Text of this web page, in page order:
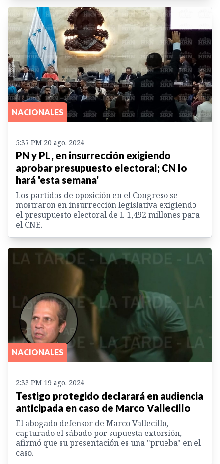
NACIONALES
5:37 PM 20 ago. 2024
PN y PL, en insurrección exigiendo
aprobar presupuesto electoral; CN lo
hará 'esta semana'
Los partidos de oposición en el Congreso se
mostraron en insurrección legislativa exigiendo
el presupuesto electoral de L 1,492 millones para
el CNE.
NACIONALES
2:33 PM 19 ago. 2024
Testigo protegido declarará en audiencia
anticipada en caso de Marco Vallecillo
El abogado defensor de Marco Vallecillo,
capturado el sábado por supuesta extorsión,
afirmó que su presentación es una "prueba" en el
caso.